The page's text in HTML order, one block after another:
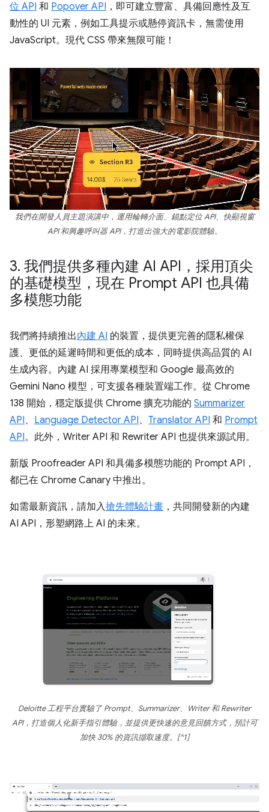
位 API 和 Popover API ，即可建立豐富、具備回應性及互
動性的 UI 元素，例如工具提示或懸停資訊卡，無需使用
JavaScript。現代 CSS 帶來無限可能！
我們在開發人員主題演講中，運用輪轉介面、錨點定位 API、快顯視窗
API 和興趣呼叫器 API，打造出強大的電影院體驗。
3. 我們提供多種內建 AI API，採用頂尖
的基礎模型，現在 Prompt API 也具備
多模態功能
我們將持續推出內建 AI 的裝置，提供更完善的隱私權保
護、更低的延遲時間和更低的成本，同時提供高品質的 AI
生成內容。內建 AI 採用專業模型和 Google 最高效的
Gemini Nano 模型，可支援各種裝置端工作。從 Chrome
138 開始，穩定版提供 Chrome 擴充功能的 Summarizer
API、 Language Detector API、 Translator API 和 Prompt
API。此外，Writer API 和 Rewriter API 也提供來源試用。
新版 Proofreader API 和具備多模態功能的 Prompt API，
都已在 Chrome Canary 中推出。
如需最新資訊，請加入搶先體驗計畫 ，共同開發新的內建
AI API，形塑網路上 AI 的未來。
Deloitte 工程平台實驗了 Prompt、Summarizer、Writer 和 Rewriter
API，打造個人化新手指引體驗，並提供更快速的意見回饋方式，預計可
加快 30% 的資訊擷取速度。[^1]